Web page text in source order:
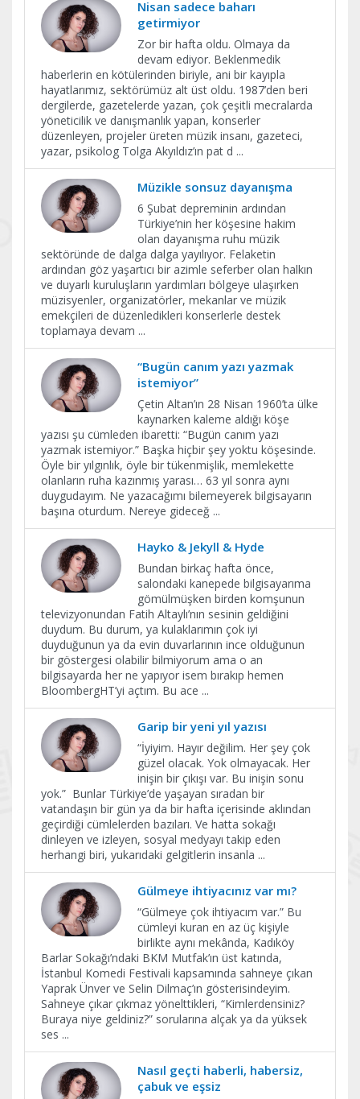
Nisan sadece baharı
getirmiyor
Zor bir hafta oldu. Olmaya da
devam ediyor. Beklenmedik
haberlerin en kötülerinden biriyle, ani bir kayıpla
hayatlarımız, sektörümüz alt üst oldu. 1987’den beri
dergilerde, gazetelerde yazan, çok çeşitli mecralarda
yöneticilik ve danışmanlık yapan, konserler
düzenleyen, projeler üreten müzik insanı, gazeteci,
yazar, psikolog Tolga Akyıldız’ın pat d ...
Müzikle sonsuz dayanışma
6 Şubat depreminin ardından
Türkiye’nin her köşesine hakim
olan dayanışma ruhu müzik
sektöründe de dalga dalga yayılıyor. Felaketin
ardından göz yaşartıcı bir azimle seferber olan halkın
ve duyarlı kuruluşların yardımları bölgeye ulaşırken
müzisyenler, organizatörler, mekanlar ve müzik
emekçileri de düzenledikleri konserlerle destek
toplamaya devam ...
“Bugün canım yazı yazmak
istemiyor”
Çetin Altan’ın 28 Nisan 1960’ta ülke
kaynarken kaleme aldığı köşe
yazısı şu cümleden ibaretti: “Bugün canım yazı
yazmak istemiyor.” Başka hiçbir şey yoktu köşesinde.
Öyle bir yılgınlık, öyle bir tükenmişlik, memlekette
olanların ruha kazınmış yarası… 63 yıl sonra aynı
duygudayım. Ne yazacağımı bilemeyerek bilgisayarın
başına oturdum. Nereye gideceğ ...
Hayko & Jekyll & Hyde
Bundan birkaç hafta önce,
salondaki kanepede bilgisayarıma
gömülmüşken birden komşunun
televizyonundan Fatih Altaylı’nın sesinin geldiğini
duydum. Bu durum, ya kulaklarımın çok iyi
duyduğunun ya da evin duvarlarının ince olduğunun
bir göstergesi olabilir bilmiyorum ama o an
bilgisayarda her ne yapıyor isem bırakıp hemen
BloombergHT’yi açtım. Bu ace ...
Garip bir yeni yıl yazısı
“İyiyim. Hayır değilim. Her şey çok
güzel olacak. Yok olmayacak. Her
inişin bir çıkışı var. Bu inişin sonu
yok.” Bunlar Türkiye’de yaşayan sıradan bir
vatandaşın bir gün ya da bir hafta içerisinde aklından
geçirdiği cümlelerden bazıları. Ve hatta sokağı
dinleyen ve izleyen, sosyal medyayı takip eden
herhangi biri, yukarıdaki gelgitlerin insanla ...
Gülmeye ihtiyacınız var mı?
“Gülmeye çok ihtiyacım var.” Bu
cümleyi kuran en az üç kişiyle
birlikte aynı mekânda, Kadıköy
Barlar Sokağı’ndaki BKM Mutfak’ın üst katında,
İstanbul Komedi Festivali kapsamında sahneye çıkan
Yaprak Ünver ve Selin Dilmaç’ın gösterisindeyim.
Sahneye çıkar çıkmaz yönelttikleri, “Kimlerdensiniz?
Buraya niye geldiniz?” sorularına alçak ya da yüksek
ses ...
Nasıl geçti haberli, habersiz,
çabuk ve eşsiz